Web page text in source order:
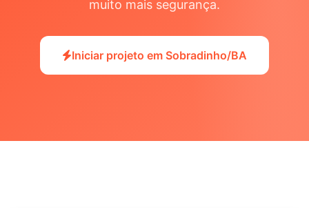
muito mais segurança.
Iniciar projeto em Sobradinho/BA